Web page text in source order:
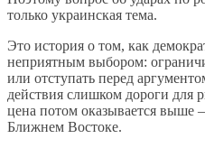
только украинская тема.
Это история о том, как
неприятным выбором:
или отступать перед
действия слишком дороги для
цена потом оказывается выше
Ближнем Востоке.